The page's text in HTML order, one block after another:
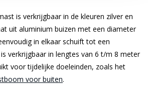
is verkrijgbaar in de kleuren zilver en
uit aluminium buizen met een diameter
in elkaar schuift tot een
verkrijgbaar in lengtes van 6 t/m 8 meter
voor tijdelijke doeleinden, zoals het
voor buiten.